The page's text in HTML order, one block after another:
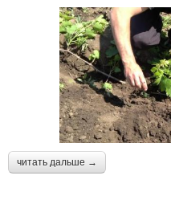
читать дальше →